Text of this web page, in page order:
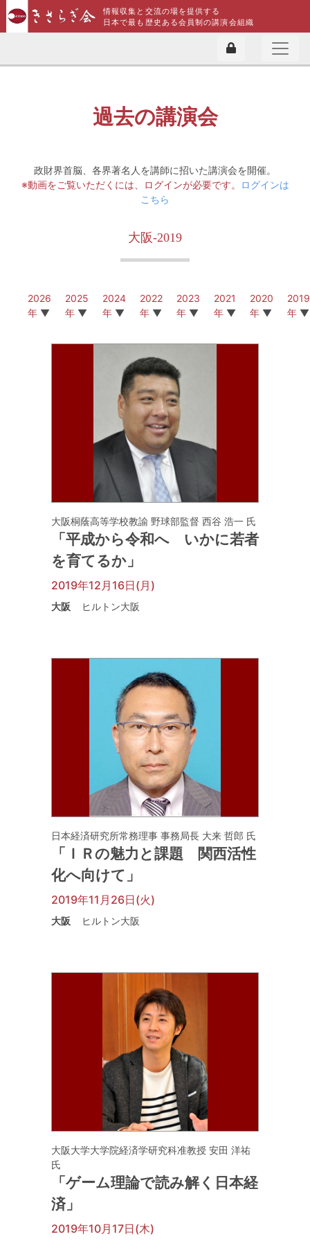
情報収集と交流の場を提供する
日本で最も歴史ある会員制の講演会組織
過去の講演会
政財界首脳、各界著名人を講師に招いた講演会を開催。
※動画をご覧いただくには、ログインが必要です。
ログインは
こちら
大阪-2019
2026
年
2025
年
2024
年
2022
年
2023
年
2021
年
2020
年
2019
年
大阪桐蔭高等学校教諭 野球部監督 西谷 浩一 氏
「平成から令和へ いかに若者
を育てるか」
2019年12月16日(月)
大阪 ヒルトン大阪
日本経済研究所常務理事 事務局長 大来 哲郎 氏
「ＩＲの魅力と課題 関西活性
化へ向けて」
2019年11月26日(火)
大阪 ヒルトン大阪
大阪大学大学院経済学研究科准教授 安田 洋祐
氏
「ゲーム理論で読み解く日本経
済」
2019年10月17日(木)